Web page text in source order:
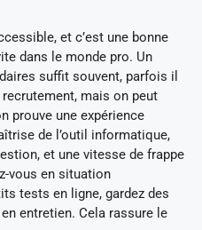
et c’est une bonne
dans le monde pro. Un
suffit souvent, parfois il
mais on peut
prouve une expérience
de l’outil informatique,
et une vitesse de frappe
vous en situation
tests en ligne, gardez des
entretien. Cela rassure le